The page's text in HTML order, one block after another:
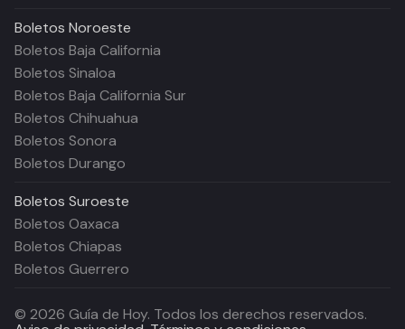
Boletos Noroeste
Boletos Baja California
Boletos Sinaloa
Boletos Baja California Sur
Boletos Chihuahua
Boletos Sonora
Boletos Durango
Boletos Suroeste
Boletos Oaxaca
Boletos Chiapas
Boletos Guerrero
© 2026 Guía de Hoy. Todos los derechos reservados.